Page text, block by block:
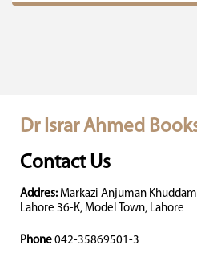
Dr Israr Ahmed
Contact Us
Addres: Markazi Anjuman
Lahore 36-K, Model Town, Lahore
Phone 042-35869501-3